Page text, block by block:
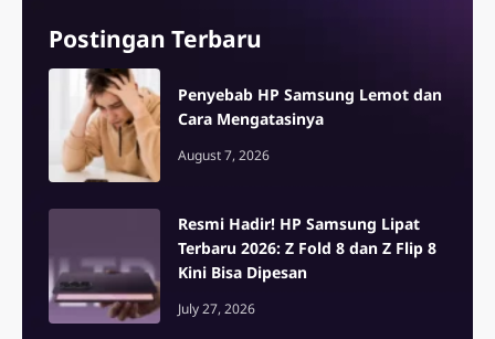
Postingan Terbaru
Penyebab HP Samsung Lemot dan
Cara Mengatasinya
August 7, 2026
Resmi Hadir! HP Samsung Lipat
Terbaru 2026: Z Fold 8 dan Z Flip 8
Kini Bisa Dipesan
July 27, 2026